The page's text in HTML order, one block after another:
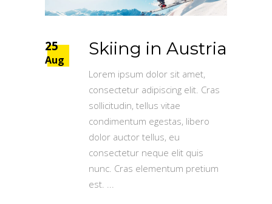
25
Aug
Skiing in Austria
Lorem ipsum dolor sit amet,
consectetur adipiscing elit. Cras
sollicitudin, tellus vitae
condimentum egestas, libero
dolor auctor tellus, eu
consectetur neque elit quis
nunc. Cras elementum pretium
est.